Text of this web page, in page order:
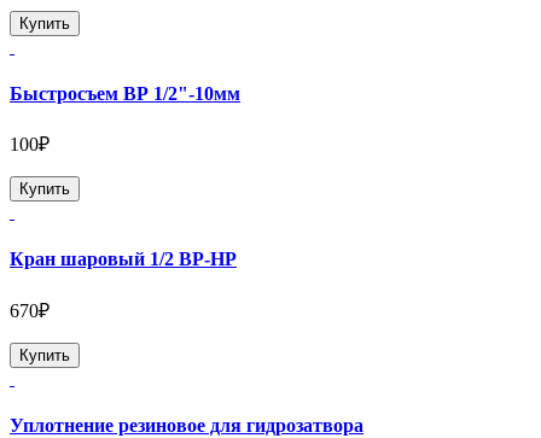
Купить
Быстросъем ВР 1/2"-10мм
100₽
Купить
Кран шаровый 1/2 ВР-НР
670₽
Купить
Уплотнение резиновое для гидрозатвора